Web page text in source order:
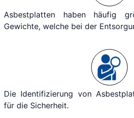
Asbestplatten haben häufig
Gewichte, welche bei der
Die Identifizierung von
für die Sicherheit.